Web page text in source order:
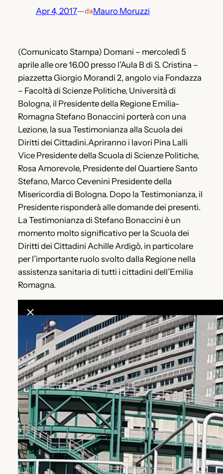
Apr 4, 2017—daMauro Moruzzi
(Comunicato Stampa) Domani – mercoledì 5
aprile alle ore 16.00 presso l’Aula B di S. Cristina –
piazzetta Giorgio Morandi 2, angolo via Fondazza
– Facoltà di Scienze Politiche, Università di
Bologna, il Presidente della Regione Emilia-
Romagna Stefano Bonaccini porterà con una
Lezione, la sua Testimonianza alla Scuola dei
Diritti dei Cittadini.Apriranno i lavori Pina Lalli
Vice Presidente della Scuola di Scienze Politiche,
Rosa Amorevole, Presidente del Quartiere Santo
Stefano, Marco Cevenini Presidente della
Misericordia di Bologna. Dopo la Testimonianza, il
Presidente risponderà alle domande dei presenti.
La Testimonianza di Stefano Bonaccini è un
momento molto significativo per la Scuola dei
Diritti dei Cittadini Achille Ardigò, in particolare
per l’importante ruolo svolto dalla Regione nella
assistenza sanitaria di tutti i cittadini dell’Emilia
Romagna.